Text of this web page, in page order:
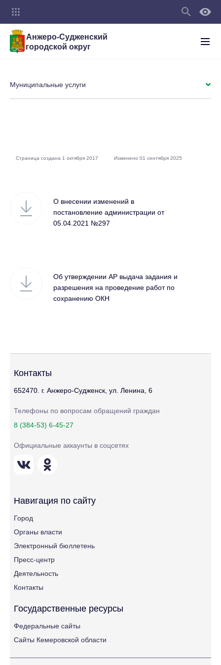
Анжеро-Судженский
городской округ
О внесении изменений в
постановление администрации от
05.04.2021 №297
Об утверждении АР выдача задания и
разрешения на проведение работ по
сохранению ОКН
Муниципальные услуги
Страница создана 1 октября 2017 Изменено 01 сентября 2025
Контакты
652470. г. Анжеро-Судженск, ул. Ленина, 6
Телефоны по вопросам обращений граждан
8 (384-53) 6-45-27
Официальные аккаунты в соцсетях
Навигация по сайту
Город
Органы власти
Электронный бюллетень
Пресс-центр
Деятельность
Контакты
Государственные ресурсы
Федеральные сайты
Сайты Кемеровской области